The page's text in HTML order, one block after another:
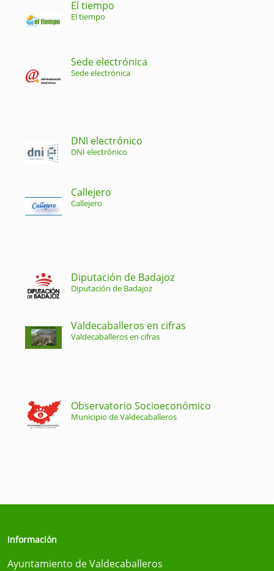
El tiempo
El tiempo
Sede electrónica
Sede electrónica
DNI electrónico
DNI electrónico
Callejero
Callejero
Diputación de Badajoz
Diputación de Badajoz
Valdecaballeros en cifras
Valdecaballeros en cifras
Observatorio Socioeconómico
Municipio de Valdecaballeros
Información
Ayuntamiento de Valdecaballeros